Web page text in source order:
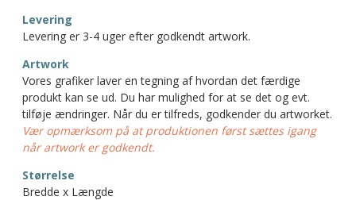
Levering
Levering er 3-4 uger efter godkendt artwork.
Artwork
Vores grafiker laver en tegning af hvordan det færdige
produkt kan se ud. Du har mulighed for at se det og evt.
tilføje ændringer. Når du er tilfreds, godkender du artworket.
Vær opmærksom på at produktionen først sættes igang
når artwork er godkendt.
Størrelse
Bredde x Længde